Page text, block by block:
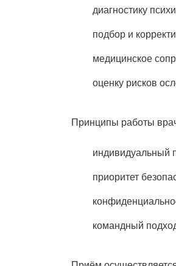
диагностику
подбор и
медицинское
оценку рисков
Принципы работы
индивидуальный
приоритет
командный